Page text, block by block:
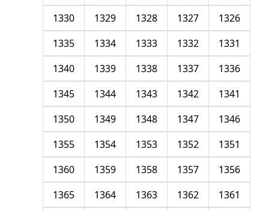
1326
1327
1328
1329
1330
1331
1332
1333
1334
1335
1336
1337
1338
1339
1340
1341
1342
1343
1344
1345
1346
1347
1348
1349
1350
1351
1352
1353
1354
1355
1356
1357
1358
1359
1360
1361
1362
1363
1364
1365